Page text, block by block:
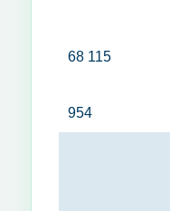
68 115
954